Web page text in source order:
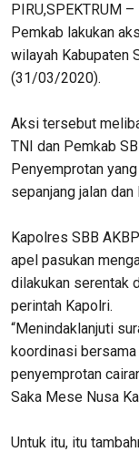
PIRU,SPEKTRUM
Pemkab lakukan
wilayah Kabupaten
(31/03/2020).
Aksi tersebut
TNI dan Pemkab
Penyemprotan
sepanjang jalan
Kapolres SBB
apel pasukan
dilakukan serentak
perintah Kapolri.
“Menindaklanjuti
koordinasi
penyemprotan
Saka Mese Nusa
Untuk itu, itu